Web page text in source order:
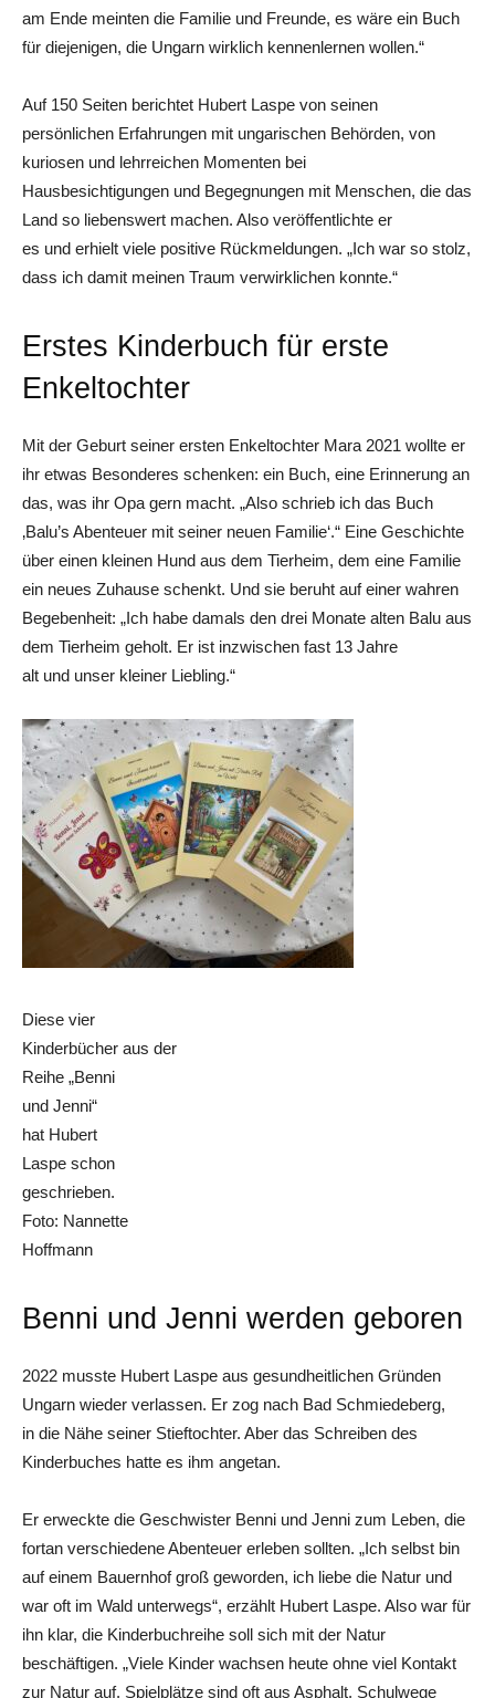
am Ende meinten die Familie und Freunde, es wäre ein Buch
für diejenigen, die Ungarn wirklich kennenlernen wollen.“
Auf 150 Seiten berichtet Hubert Laspe von seinen
persönlichen Erfahrungen mit ungarischen Behörden, von
kuriosen und lehrreichen Momenten bei
Hausbesichtigungen und Begegnungen mit Menschen, die das
Land so liebenswert machen. Also veröffentlichte er
es und erhielt viele positive Rückmeldungen. „Ich war so stolz,
dass ich damit meinen Traum verwirklichen konnte.“
Erstes Kinderbuch für erste
Enkeltochter
Mit der Geburt seiner ersten Enkeltochter Mara 2021 wollte er
ihr etwas Besonderes schenken: ein Buch, eine Erinnerung an
das, was ihr Opa gern macht. „Also schrieb ich das Buch
‚Balu’s Abenteuer mit seiner neuen Familie‘.“ Eine Geschichte
über einen kleinen Hund aus dem Tierheim, dem eine Familie
ein neues Zuhause schenkt. Und sie beruht auf einer wahren
Begebenheit: „Ich habe damals den drei Monate alten Balu aus
dem Tierheim geholt. Er ist inzwischen fast 13 Jahre
alt und unser kleiner Liebling.“
Diese vier
Kinderbücher aus der
Reihe „Benni
und Jenni“
hat Hubert
Laspe schon
geschrieben.
Foto: Nannette
Hoffmann
Benni und Jenni werden ­geboren
2022 musste Hubert Laspe aus gesundheitlichen Gründen
Ungarn wieder verlassen. Er zog nach Bad Schmiedeberg,
in die Nähe seiner Stieftochter. Aber das Schreiben des
Kinderbuches hatte es ihm angetan.
Er erweckte die Geschwister Benni und Jenni zum Leben, die
fortan verschiedene Abenteuer erleben sollten. „Ich selbst bin
auf einem Bauernhof groß geworden, ich liebe die Natur und
war oft im Wald unterwegs“, erzählt Hubert Laspe. Also war für
ihn klar, die Kinderbuchreihe soll sich mit der Natur
beschäftigen. „Viele Kinder wachsen heute ohne viel Kontakt
zur Natur auf. Spielplätze sind oft aus Asphalt, Schulwege